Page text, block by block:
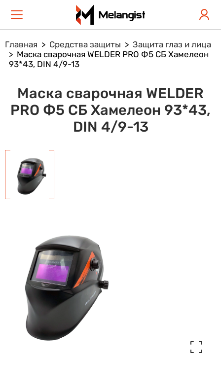
Главная Средства защиты
Защита глаз и лица
Маска сварочная WELDER PRO Ф5 СБ Хамелеон
93*43, DIN 4/9-13
Маска сварочная WELDER
PRO Ф5 СБ Хамелеон 93*43,
DIN 4/9-13